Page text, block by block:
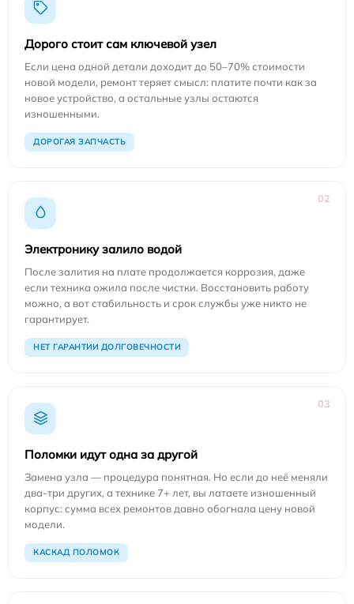
Дорого стоит сам ключевой узел
Если цена одной детали доходит до 50–70% стоимости
новой модели, ремонт теряет смысл: платите почти как за
новое устройство, а остальные узлы остаются
изношенными.
ДОРОГАЯ ЗАПЧАСТЬ
02
Электронику залило водой
После залития на плате продолжается коррозия, даже
если техника ожила после чистки. Восстановить работу
можно, а вот стабильность и срок службы уже никто не
гарантирует.
НЕТ ГАРАНТИИ ДОЛГОВЕЧНОСТИ
03
Поломки идут одна за другой
Замена узла — процедура понятная. Но если до неё меняли
два-три других, а технике 7+ лет, вы латаете изношенный
корпус: сумма всех ремонтов давно обогнала цену новой
модели.
КАСКАД ПОЛОМОК